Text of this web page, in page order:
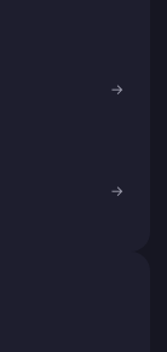
→
→